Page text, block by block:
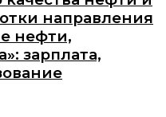
направления
нефти,
зарплата,